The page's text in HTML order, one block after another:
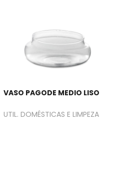
VASO PAGODE MEDIO LISO
UTIL. DOMÉSTICAS E LIMPEZA